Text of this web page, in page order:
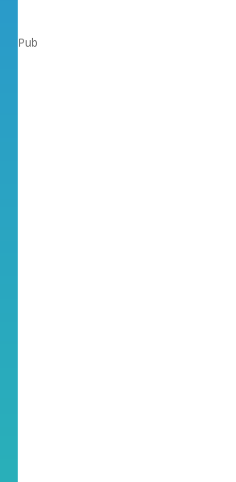
Pub